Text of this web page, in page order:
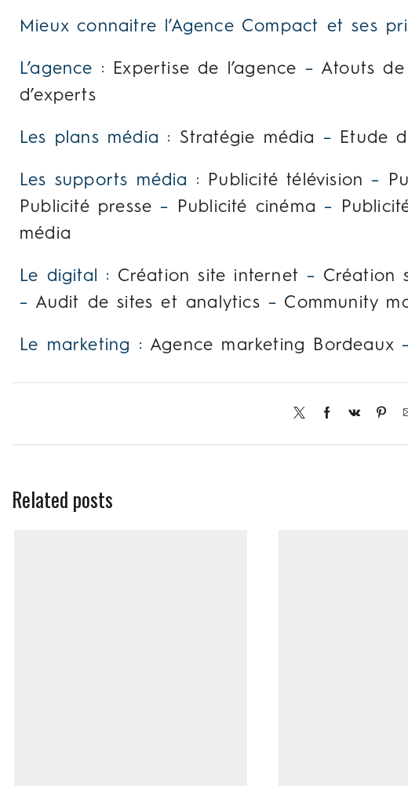
Mieux connaitre l’Agence Compact et ses
L’agence : Expertise de l’agence – Atouts de
d’experts
Les plans média : Stratégie média – Etude
Les supports média : Publicité télévision –
Publicité presse – Publicité cinéma –
média
Le digital : Création site internet – Création
– Audit de sites et analytics – Community
Le marketing : Agence marketing Bordeaux
Related posts